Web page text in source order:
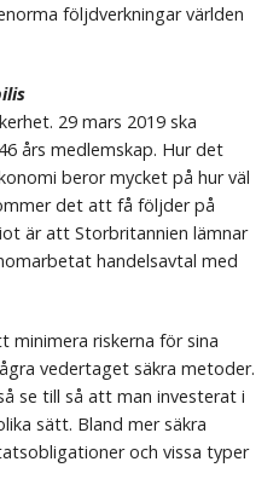
följdverkningar världen
29 mars 2019 ska
års medlemskap. Hur det
beror mycket på hur väl
det att få följder på
är att Storbritannien lämnar
handelsavtal med
riskerna för sina
vedertaget säkra metoder.
se till så att man investerat i
sätt. Bland mer säkra
och vissa typer